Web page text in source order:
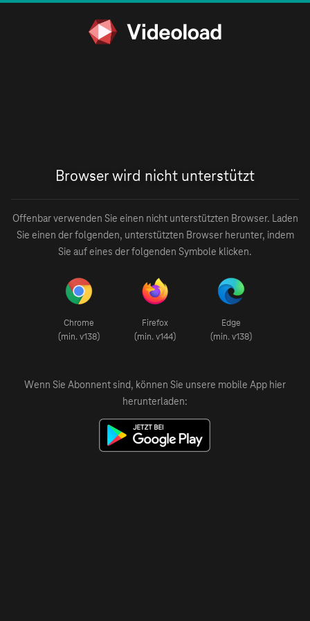
Browser wird nicht unterstützt
Offenbar verwenden Sie einen nicht unterstützten Browser. Laden
Sie einen der folgenden, unterstützten Browser herunter, indem
Sie auf eines der folgenden Symbole klicken.
Chrome
(min. v138)
Firefox
(min. v144)
Edge
(min. v138)
Wenn Sie Abonnent sind, können Sie unsere mobile App hier
herunterladen: